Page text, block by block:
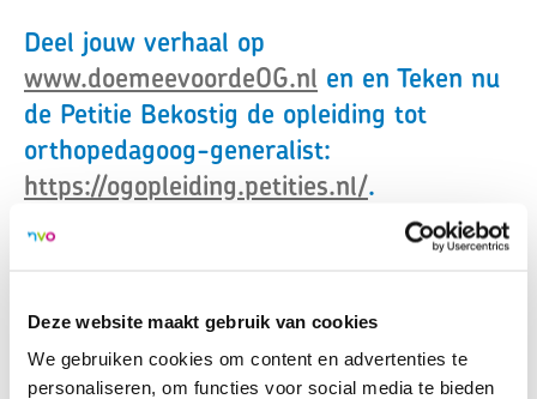
Deze website maakt gebruik van cookies
We gebruiken cookies om content en advertenties te
personaliseren, om functies voor social media te bieden
Deel jouw verhaal op
www.doemeevoordeOG.nl en en Teken nu
de Petitie Bekostig de opleiding tot
orthopedagoog-generalist:
https://ogopleiding.petities.nl/.